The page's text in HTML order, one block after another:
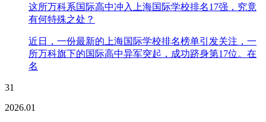
这所万科系国际高中冲入上海国际学校排名17强，究竟
有何特殊之处？
近日，一份最新的上海国际学校排名榜单引发关注，一
所万科旗下的国际高中异军突起，成功跻身第17位。在
名
31
2026.01